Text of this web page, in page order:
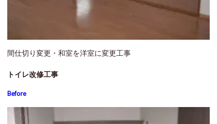
間仕切り変更・和室を洋室に変更工事
トイレ改修工事
Before